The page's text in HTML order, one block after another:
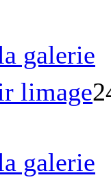
galerie
galerie